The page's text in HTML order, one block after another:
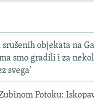
srušenih objekata na
smo gradili i za
svega'
Potoku: